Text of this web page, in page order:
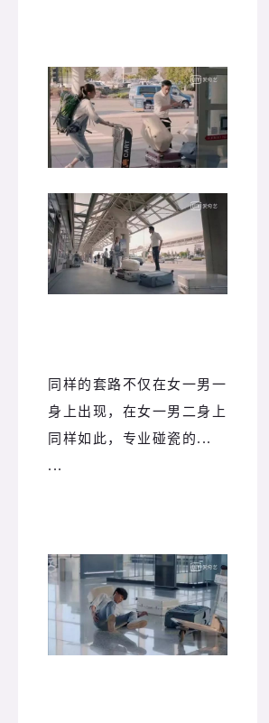
同样的套路不仅在女一男一
身上出现，在女一男二身上
同样如此，专业碰瓷的...
...